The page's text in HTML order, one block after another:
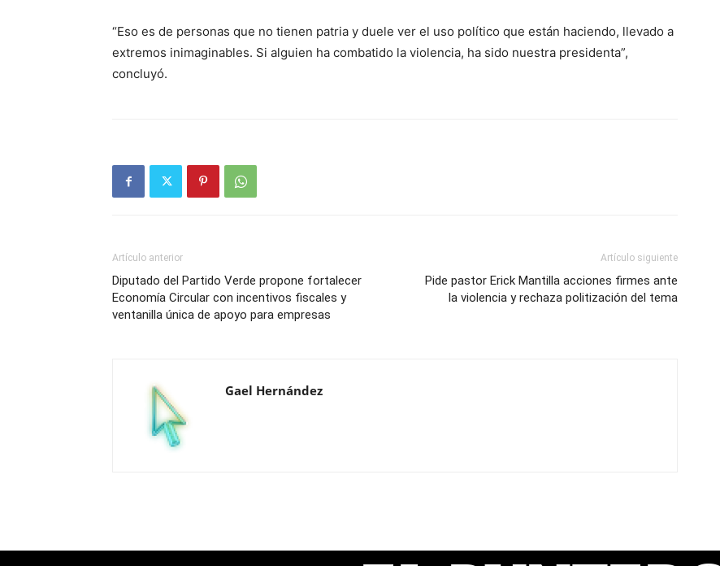
“Eso es de personas que no tienen patria y duele ver el uso político que están haciendo, llevado a
extremos inimaginables. Si alguien ha combatido la violencia, ha sido nuestra presidenta”,
concluyó.
Artículo anterior
Diputado del Partido Verde propone fortalecer
Economía Circular con incentivos fiscales y
ventanilla única de apoyo para empresas
Artículo siguiente
Pide pastor Erick Mantilla acciones firmes ante
la violencia y rechaza politización del tema
Gael Hernández